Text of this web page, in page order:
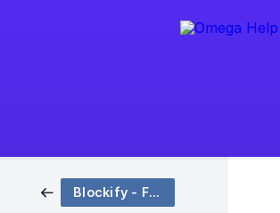
Blockify - Fraud IP Blocker